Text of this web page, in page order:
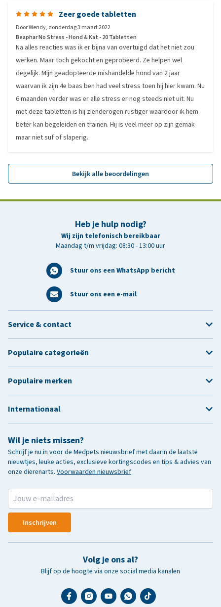
Zeer goede tabletten
DoorWendy, donderdag 3 maart 2022
Beaphar No Stress - Hond & Kat - 20 Tabletten
Na alles reacties was ik er bijna van overtuigd dat het niet zou
werken. Maar toch gekocht en geprobeerd. Ze helpen wel
degelijk. Mijn geadopteerde mishandelde hond van 2 jaar
waarvan ik zijn 4e baas ben had veel stress toen hij hier kwam. Nu
6 maanden verder was er alle stress er nog steeds niet uit. Nu
met deze tabletten is hij zienderogen rustiger waardoor ik hem
beter kan begeleiden en trainen. Hij is veel meer op zijn gemak
maar niet suf of slaperig.
Bekijk alle beoordelingen
Heb je hulp nodig?
Wij zijn telefonisch bereikbaar
Maandag t/m vrijdag: 08:30 - 13:00 uur
Stuur ons een WhatsApp bericht
Stuur ons een e-mail
Wil je niets missen?
Schrijf je nu in voor de Medpets nieuwsbrief met daarin de laatste
nieuwtjes, leuke acties, exclusieve kortingscodes en tips & advies van
onze dierenarts. Voorwaarden nieuwsbrief
Inschrijven
Volg je ons al?
Blijf op de hoogte via onze social media kanalen
Service & contact
Populaire categorieën
Populaire merken
Internationaal